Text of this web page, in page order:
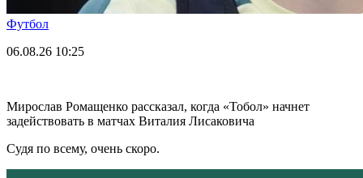
Футбол
06.08.26 10:25
Мирослав Ромащенко рассказал, когда «Тобол» начнет
задействовать в матчах Виталия Лисаковича
Судя по всему, очень скоро.